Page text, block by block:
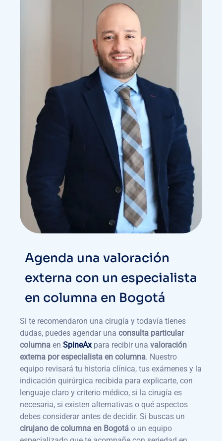
Agenda una valoración
externa con un especialista
en columna en Bogotá
Si te recomendaron una cirugía y todavía tienes
dudas, puedes agendar una consulta particular
columna en SpineAx para recibir una valoración
externa por especialista en columna. Nuestro
equipo revisará tu historia clínica, tus exámenes y la
indicación quirúrgica recibida para explicarte, con
lenguaje claro y criterio médico, si la cirugía es
necesaria, si existen alternativas o qué aspectos
debes considerar antes de decidir. Si buscas un
cirujano de columna en Bogotá o un equipo